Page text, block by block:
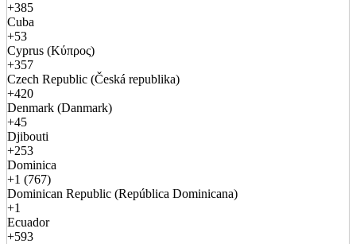
+385
Cuba
+53
Cyprus (Κύπρος)
+357
Czech Republic (Česká republika)
+420
Denmark (Danmark)
+45
Djibouti
+253
Dominica
+1 (767)
Dominican Republic (República Dominicana)
+1
Ecuador
+593